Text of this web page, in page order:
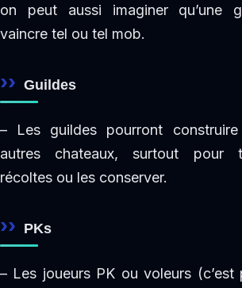
on peut aussi imaginer qu’une
vaincre tel ou tel mob.
Guildes
– Les guildes pourront
autres chateaux, surtout pour
récoltes ou les conserver.
PKs
– Les joueurs PK ou voleurs